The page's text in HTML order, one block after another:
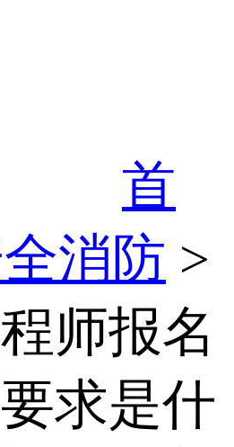
首
消防 >
师报名
求是什